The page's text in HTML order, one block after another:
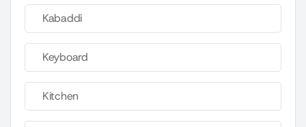
Kabaddi
Keyboard
Kitchen